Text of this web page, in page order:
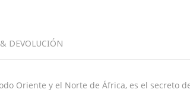
DEVOLUCIÓN
Oriente y el Norte de África, es el secreto